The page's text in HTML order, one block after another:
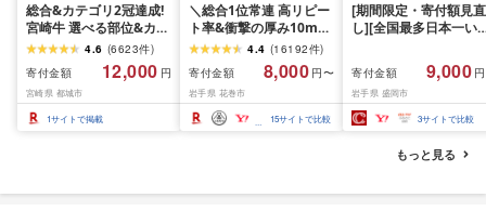
総合&カテゴリ2冠達成!
宮崎牛 選べる部位&カッ
ト (赤身&霜降り)or(赤身
のみ) 500g 1kg 2kg[発
送時期が選べる] 牛肉 焼
肉 すき焼き しゃぶしゃ
ぶ ステーキ ギフト お中
4.6 (6623件)
寄付金額
12,000 円
宮崎県 都城市
1サイトで掲載
＼総合1位常連 高リピー
ト率&衝撃の厚み10mm
厚切り牛タン 塩味/ ≪ス
ピード発送!!10営業日以
内発送≫ 選べる内容量
500g / 1kg 定期便 毎月
届く 牛肉 肉 BBQ ふるさ
と 人気 ランキング 岩手
4.4 (16192件)
寄付金額
8,000 円〜
岩手県 花巻市
15サイトで比較
[期間限定・寄付額見直
し][全国最多日本一い
1.5kg(150g×10個) い
て牛 × 岩中豚 ハンバー
グ 合挽き 合い挽き 黒
和牛 人気 冷凍 個包装
分け 冷凍 牛肉 豚肉 和
ビーフ ポーク はんば
ぐ 挽肉 お肉 ミンチ 肉
キング 1位 1万円以下
寄付金額 9,000
岩手県 盛岡市
3サイトで比較
もっと見る